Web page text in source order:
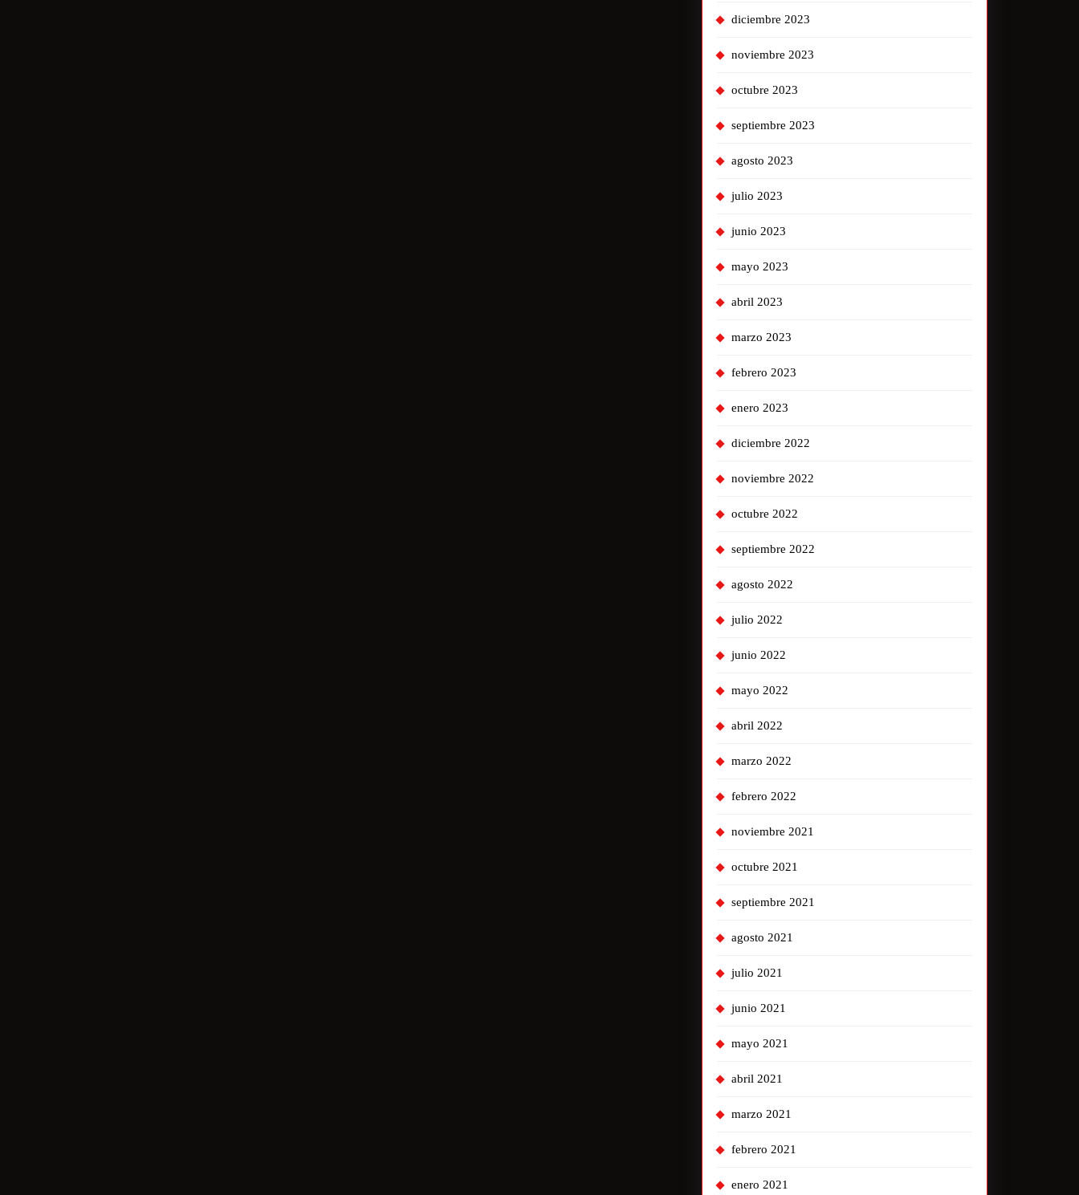
diciembre 2023
noviembre 2023
octubre 2023
septiembre 2023
agosto 2023
julio 2023
junio 2023
mayo 2023
abril 2023
marzo 2023
febrero 2023
enero 2023
diciembre 2022
noviembre 2022
octubre 2022
septiembre 2022
agosto 2022
julio 2022
junio 2022
mayo 2022
abril 2022
marzo 2022
febrero 2022
noviembre 2021
octubre 2021
septiembre 2021
agosto 2021
julio 2021
junio 2021
mayo 2021
abril 2021
marzo 2021
febrero 2021
enero 2021